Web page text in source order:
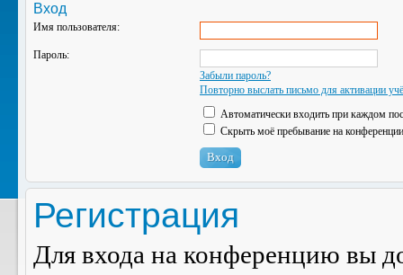
Вход
Имя пользователя:
Пароль:
Забыли пароль?
Повторно выслать письмо для активации
Автоматически входить при каждом
Скрыть моё пребывание на
Регистрация
Для входа на конференцию вы